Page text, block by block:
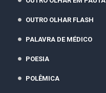
OUTRO OLHAR FLASH
PALAVRA DE MÉDICO
POESIA
POLÊMICA